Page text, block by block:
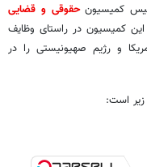
کمیسیونحقوقی و قضایی
کمیسیون در راستای وظایف
و رژیم صهیونیستی را در
است: